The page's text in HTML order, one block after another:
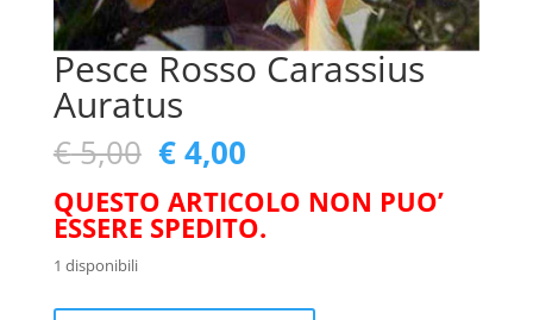
Pesce Rosso Carassius
Auratus
€5,00 Il
prezzo
originale
era:
€4,00Il
attuale
è:
QUESTO ARTICOLO NON PUO’
ESSERE SPEDITO.
1 disponibili